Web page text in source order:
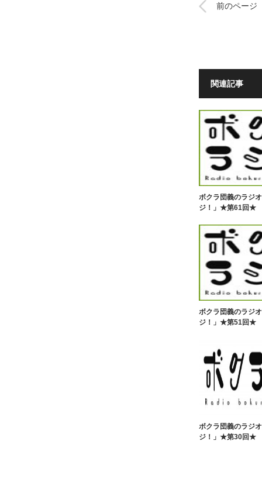
前のページ
関連記事
ボクラ団義のラジ
ジ！」★第61回★
ボクラ団義のラジ
ジ！」★第51回★
ボクラ団義のラジ
ジ！」★第30回★